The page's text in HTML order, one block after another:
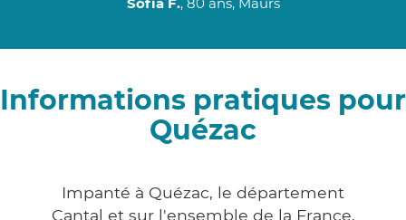
Informations pratiques pour
Quézac
Impanté à Quézac, le département
Cantal et sur l'ensemble de la France,